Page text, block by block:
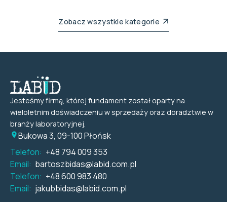
Zobacz wszystkie kategorie
Jesteśmy firmą, której fundament został oparty na
wieloletnim doświadczeniu w sprzedaży oraz doradztwie w
branży laboratoryjnej.
Bukowa 3, 09-100 Płońsk
Telefon: +48 794 009 353
Email: bartoszbidas@labid.com.pl
Telefon: +48 600 983 480
Email: jakubbidas@labid.com.pl